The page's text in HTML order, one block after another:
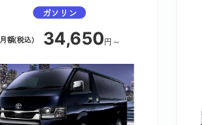
ガソリン
月額(税込) 34,650円～